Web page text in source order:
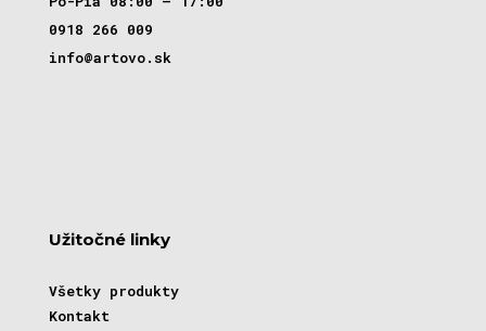
0918 266 009
info@artovo.sk
Užitočné linky
Všetky produkty
Kontakt